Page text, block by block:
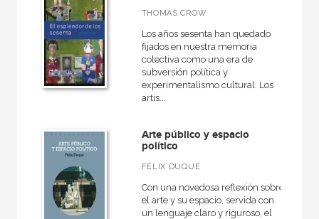
NUESTRAS COLECCIONES
Arealonga - Letras galegas
Arqueología
Arquitectura
Arte contemporáneo
Arte en contexto
Artesanos medievales
Arte y estética
THOMAS CROW
Los años sesenta han quedado
fijados en nuestra memoria
colectiva como una era de
subversión política y
experimentalismo cultural. Los
artis...
Arte público y espacio
político
FÉLIX DUQUE
Con una novedosa reflexión sobre
el arte y su espacio, servida con
un lenguaje claro y riguroso, el